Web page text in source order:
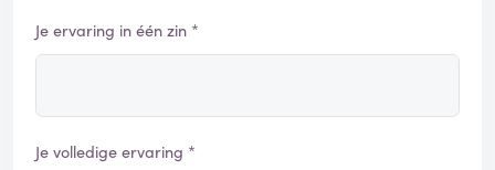
Je ervaring in één zin *
Je volledige ervaring *